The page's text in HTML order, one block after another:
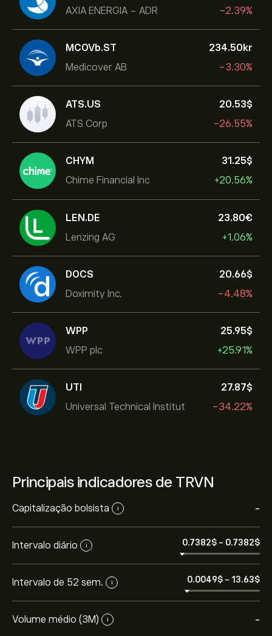
AXIA ENERGIA - ADR
-2.39%
MCOVb.ST
Medicover AB
234.50‎kr‎
-3.30%
ATS.US
ATS Corp
20.53‎$‎
-26.55%
CHYM
Chime Financial Inc
31.25‎$‎
+20.56%
LEN.DE
Lenzing AG
23.80‎€‎
+1.06%
DOCS
Doximity Inc.
20.66‎$‎
-4.48%
WPP
WPP plc
25.95‎$‎
+25.91%
UTI
Universal Technical Institut
27.87‎$‎
-34.22%
Principais indicadores de TRVN
Capitalização bolsista i -
Intervalo diário i 0.7382‎$‎ - 0.7382‎$‎
Intervalo de 52 sem. i 0.0049‎$‎ - 13.63‎$‎
Volume médio (3M) i -